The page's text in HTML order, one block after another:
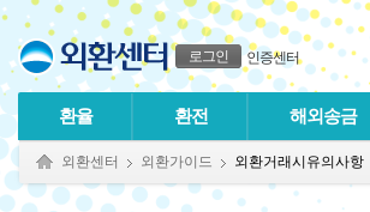
본문으로 바로가기
푸터 바로가기
로그인 인증센터
환율 환전 해외송금
외환센터 외환가이드 외환거래시유의사항